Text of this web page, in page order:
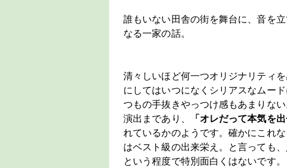
誰もいない田舎の街を舞台に、音を
なる一家の話。
清々しいほど何一つオリジナリティ
にしてはいつになくシリアスなムー
つもの手抜きやっつけ感もあまりな
演出まであり、
「オレだって本気を
れているかのようです。確かにこれ
はベスト級の出来栄え。と言っても
という程度で特別面白くはないです。